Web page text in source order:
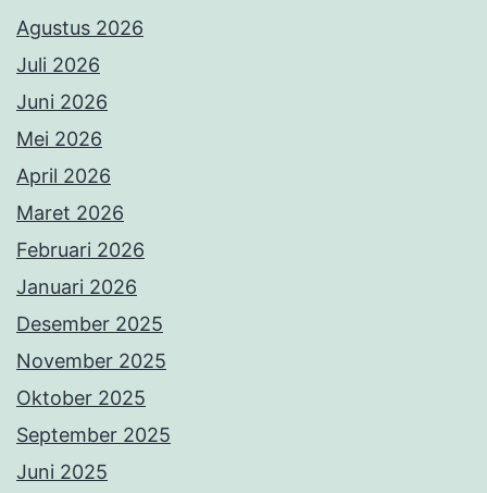
Agustus 2026
Juli 2026
Juni 2026
Mei 2026
April 2026
Maret 2026
Februari 2026
Januari 2026
Desember 2025
November 2025
Oktober 2025
September 2025
Juni 2025